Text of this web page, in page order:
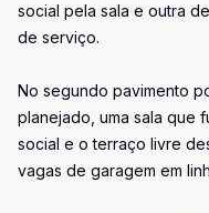
social pela sala e outra
de serviço.
No segundo pavimento
planejado, uma sala que
social e o terraço livre
vagas de garagem em